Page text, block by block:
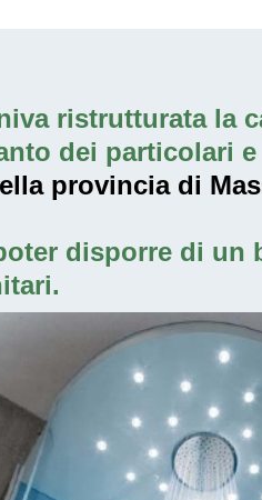
ristrutturata la
dei particolari e
provincia di
disporre di